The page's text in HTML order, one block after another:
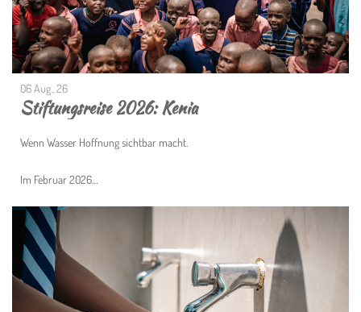
06 Aug., 26
Stiftungsreise 2026: Kenia
Wenn Wasser Hoffnung sichtbar macht.
Im Februar 2026…